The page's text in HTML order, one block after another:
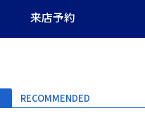
来店予約
RECOMMENDED